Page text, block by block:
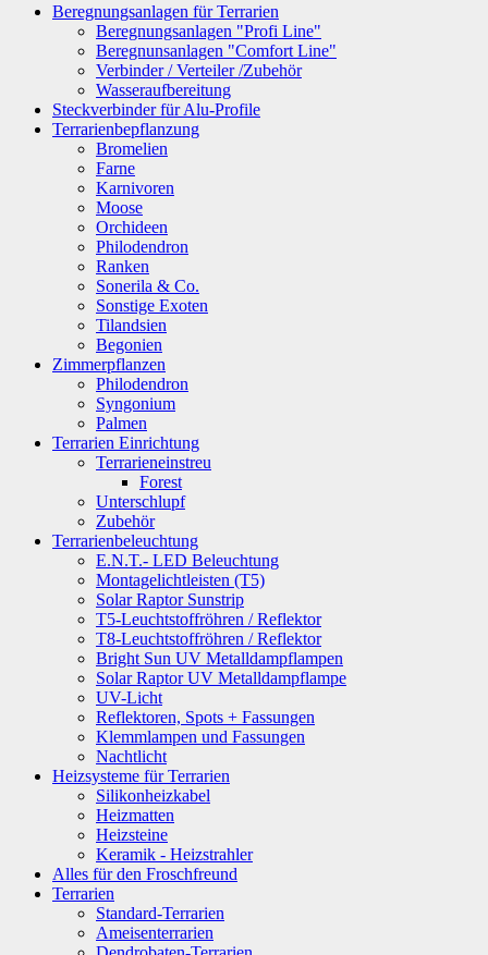
Beregnungsanlagen für Terrarien
Beregnungsanlagen "Profi Line"
Beregnunsanlagen "Comfort Line"
Verbinder / Verteiler /Zubehör
Wasseraufbereitung
Steckverbinder für Alu-Profile
Terrarienbepflanzung
Bromelien
Farne
Karnivoren
Moose
Orchideen
Philodendron
Ranken
Sonerila & Co.
Sonstige Exoten
Tilandsien
Begonien
Zimmerpflanzen
Philodendron
Syngonium
Palmen
Terrarien Einrichtung
Terrarieneinstreu
Forest
Unterschlupf
Zubehör
Terrarienbeleuchtung
E.N.T.- LED Beleuchtung
Montagelichtleisten (T5)
Solar Raptor Sunstrip
T5-Leuchtstoffröhren / Reflektor
T8-Leuchtstoffröhren / Reflektor
Bright Sun UV Metalldampflampen
Solar Raptor UV Metalldampflampe
UV-Licht
Reflektoren, Spots + Fassungen
Klemmlampen und Fassungen
Nachtlicht
Heizsysteme für Terrarien
Silikonheizkabel
Heizmatten
Heizsteine
Keramik - Heizstrahler
Alles für den Froschfreund
Terrarien
Standard-Terrarien
Ameisenterrarien